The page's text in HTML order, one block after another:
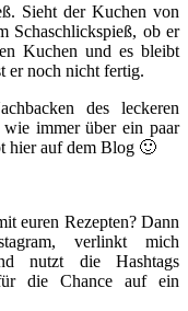
Sieht der Kuchen von
Schaschlickspieß, ob er
Kuchen und es bleibt
er noch nicht fertig.
des leckeren
immer über ein paar
hier auf dem Blog 🙂
euren Rezepten? Dann
verlinkt mich
nutzt die Hashtags
die Chance auf ein